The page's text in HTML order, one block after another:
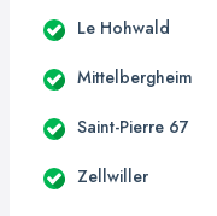
Le Hohwald
Mittelbergheim
Saint-Pierre 67
Zellwiller